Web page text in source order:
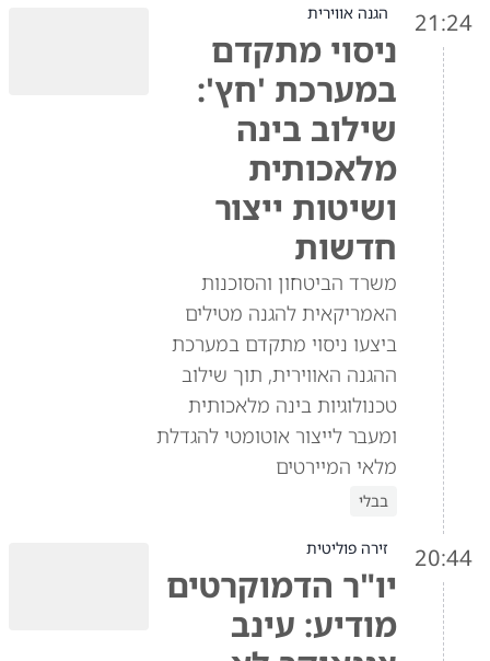
21:24 הגנה אווירית
ניסוי מתקדם
במערכת 'חץ':
שילוב בינה
מלאכותית
ושיטות ייצור
חדשות
משרד הביטחון והסוכנות
האמריקאית להגנה מטילים
ביצעו ניסוי מתקדם במערכת
ההגנה האווירית, תוך שילוב
טכנולוגיות בינה מלאכותית
ומעבר לייצור אוטומטי להגדלת
מלאי המיירטים
בבלי
20:44 זירה פוליטית
יו"ר הדמוקרטים
מודיע: עינב